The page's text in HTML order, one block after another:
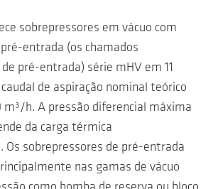
sobrepressores em vácuo com
entrada (os chamados
pré-entrada) série mHV em 11
de aspiração nominal teórico
m³/h. A pressão diferencial máxima
da carga térmica
Os sobrepressores de pré-entrada
nas gamas de vácuo